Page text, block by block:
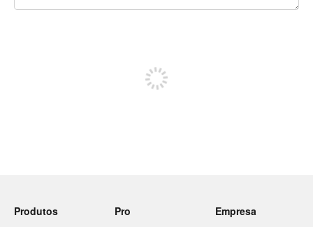
Produtos
Pro
Empresa